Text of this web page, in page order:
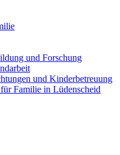
und Forschung
und Kinderbetreuung
Familie in Lüdenscheid